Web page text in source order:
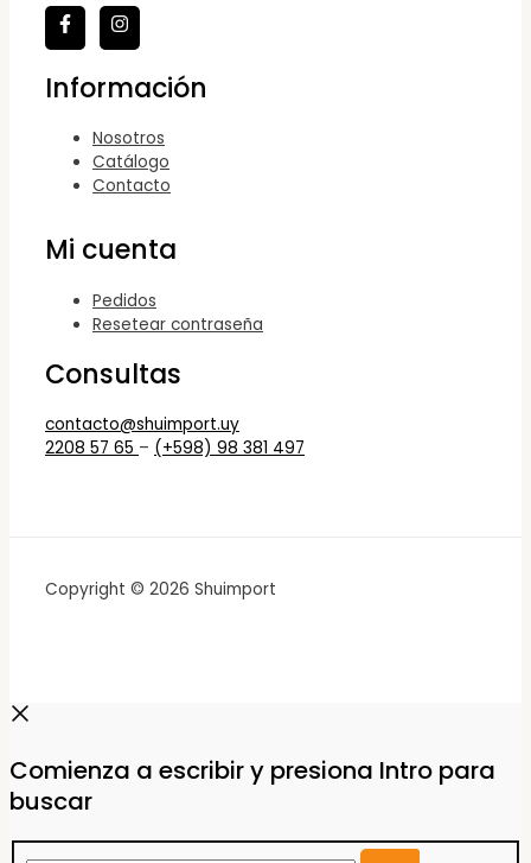
Información
Nosotros
Catálogo
Contacto
Mi cuenta
Pedidos
Resetear contraseña
Consultas
contacto@shuimport.uy
2208 57 65 – (+598) 98 381 497
Copyright © 2026 Shuimport
Comienza a escribir y presiona Intro para
buscar